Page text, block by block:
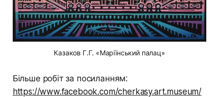
Казаков Г.Г. «Маріїнський палац»
Більше робіт за посиланням:
https://www.facebook.com/cherkasy.art.museum/